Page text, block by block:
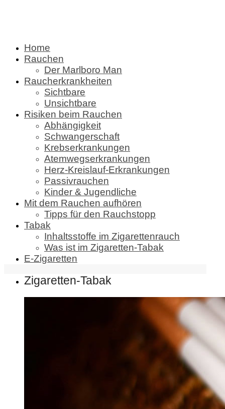
Home
Rauchen
Der Marlboro Man
Raucherkrankheiten
Sichtbare
Unsichtbare
Risiken beim Rauchen
Abhängigkeit
Schwangerschaft
Krebserkrankungen
Atemwegserkrankungen
Herz-Kreislauf-Erkrankungen
Passivrauchen
Kinder & Jugendliche
Mit dem Rauchen aufhören
Tipps für den Rauchstopp
Tabak
Inhaltsstoffe im Zigarettenrauch
Was ist im Zigaretten-Tabak
E-Zigaretten
Zigaretten-Tabak